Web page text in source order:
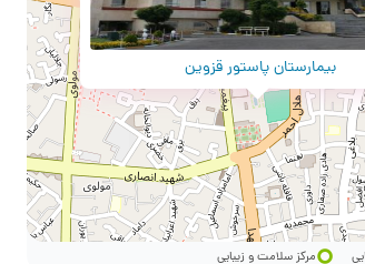
بیمارستان پاستور قزوین
مرکز سلامت و زیبایی